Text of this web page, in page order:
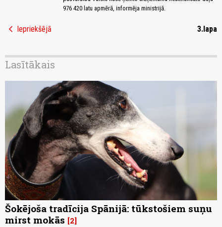
976 420 latu apmērā, informēja ministrijā.
chevron_left Iepriekšējā 3.lapa
Lasītākais
Šokējoša tradīcija Spānijā: tūkstošiem suņu
mirst mokās 2